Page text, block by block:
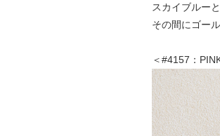
スカイブルー
その間にゴー
＜#4157：